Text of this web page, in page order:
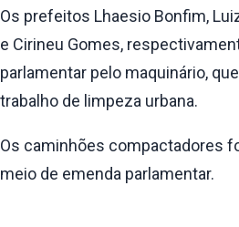
Os prefeitos Lhaesio Bonfim,
e Cirineu Gomes,
parlamentar pelo maquinário,
trabalho de limpeza urbana.
Os caminhões compactadores
meio de emenda parlamentar.